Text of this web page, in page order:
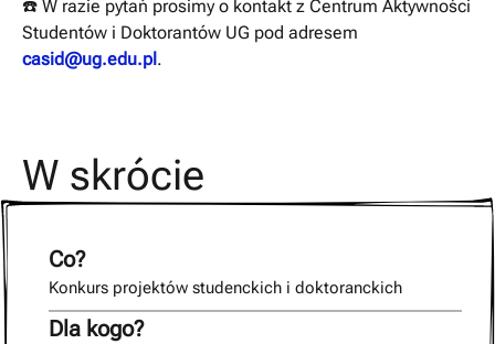
☎️ W razie pytań prosimy o kontakt z Centrum Aktywności
Studentów i Doktorantów UG pod adresem
casid@ug.edu.pl.
W skrócie
Co?
Konkurs projektów studenckich i doktoranckich
Dla kogo?